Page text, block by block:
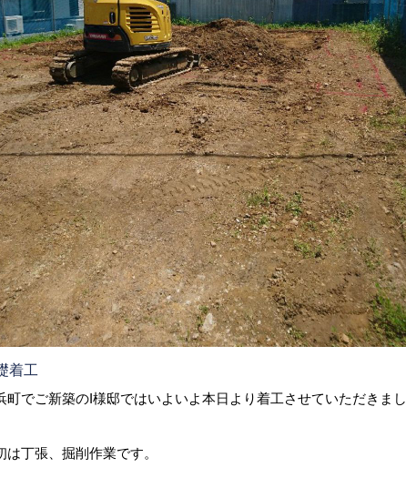
着工
町でご新築のI様邸ではいよいよ本日より着工させていただきまし
は丁張、掘削作業です。